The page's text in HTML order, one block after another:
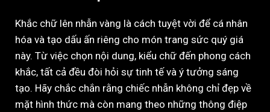
Khắc chữ lên nhẫn vàng là cách tuyệt vời để cá nhân
hóa và tạo dấu ấn riêng cho món trang sức quý giá
này. Từ việc chọn nội dung, kiểu chữ đến phong cách
khắc, tất cả đều đòi hỏi sự tinh tế và ý tưởng sáng
tạo. Hãy chắc chắn rằng chiếc nhẫn không chỉ đẹp về
mặt hình thức mà còn mang theo những thông điệp